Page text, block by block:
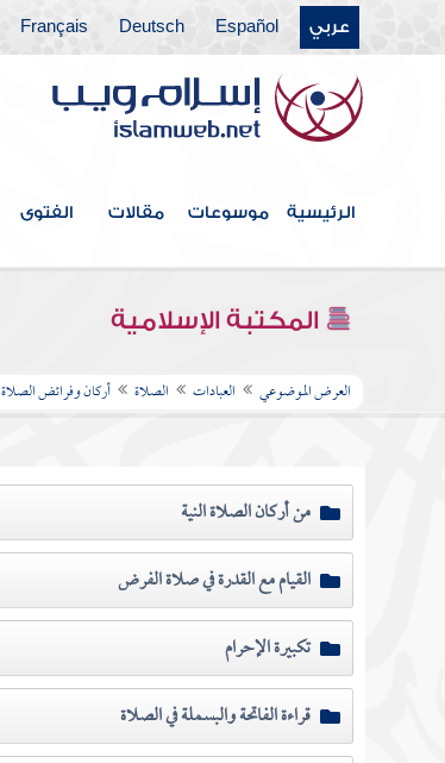
عربي Español
Deutsch
Français
الرئيسية موسوعات مقالات الفتوى
المكتبة الإسلامية
العرض الموضوعي العبادات الصلاة أركان وفرائض الصلاة
من أركان الصلاة النية
القيام مع القدرة في صلاة الفرض
تكبيرة الإحرام
قراءة الفاتحة والبسملة في الصلاة